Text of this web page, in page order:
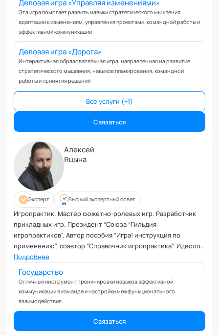
Фасилитация
Физические травмы и реабилитация
Формирование команд
Целеполагание и планирование
Эмоциональные расстройства
Эмоциональный интеллект
Деловая игра «Управляя изменениями»
Эта игра помогает развить навыки стратегического мышления,
адаптации к изменениям, управления проектами, командной работы и
эффективной коммуникации
Деловая игра «Дорога»
Интерактивная образовательная игра, направленная на развитие
стратегического мышления, навыков планирования, командной
работы и принятия решений
Все услуги (+1)
Связаться
Алексей
Яцына
Эксперт Высший экспертный совет
Игропрактик. Мастер сюжетно-ролевых игр. Разработчик
прикладных игр. Президент “Союза “Гильдия
игропрактиков”. Автор пособия “Игра! инструкция по
применению”, соавтор “Справочник игропрактика”. Идеолог
Клуба модераторов и игропрактиков. Член Высшего
экспертного совета кафедры "Игропрактика" Академии
социальных технологий.
Подробнее
Государство
Отличный инструмент тренинировки навыков эффективной
коммуникации в команде и настройки межфункционального
взаимодействия
Связаться